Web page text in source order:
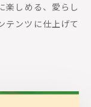
楽しめる、愛らし
テンツに仕上げて